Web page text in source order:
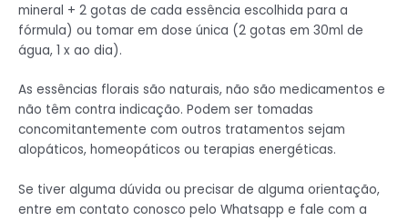
mineral + 2 gotas de cada essência escolhida para a
fórmula) ou tomar em dose única (2 gotas em 30ml de
água, 1 x ao dia).
As essências florais são naturais, não são medicamentos e
não têm contra indicação. Podem ser tomadas
concomitantemente com outros tratamentos sejam
alopáticos, homeopáticos ou terapias energéticas.
Se tiver alguma dúvida ou precisar de alguma orientação,
entre em contato conosco pelo Whatsapp e fale com a